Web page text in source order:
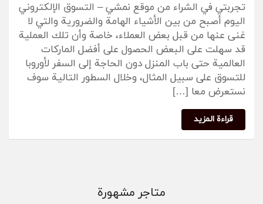
تجربتي في الشراء من موقع نمشي – التسوق الإلكتروني
اليوم أصبح من بين الأشياء الهامة والضرورية والتي لا
غنى عنها من قبل بعض العملاء، خاصة وأن تلك العملية
قد سهلت على البعض الحصول على أفضل الماركات
العالمية حتى باب المنزل دون الحاجة إلى السفر لأوروبا
للتسوق على سبيل المثال، وخلال السطور التالية سوف
نستعرض معا […]
قراءة المزيد
متاجر مشهورة